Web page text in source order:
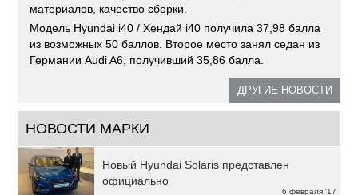
материалов, качество сборки.
Модель Hyundai i40 / Хендай i40 получила 37,98 балла
из возможных 50 баллов. Второе место занял седан из
Германии Audi A6, получивший 35,86 балла.
ДРУГИЕ НОВОСТИ
НОВОСТИ МАРКИ
6 февраля '17
Новый Hyundai Solaris представлен
официально